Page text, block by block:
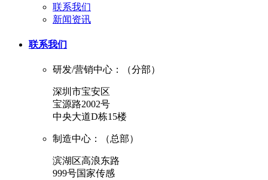
联系我们
新闻资讯
联系我们
研发/营销中心：（分部）
深圳市宝安区
宝源路2002号
中央大道D栋15楼
制造中心：（总部）
滨湖区高浪东路
999号国家传感